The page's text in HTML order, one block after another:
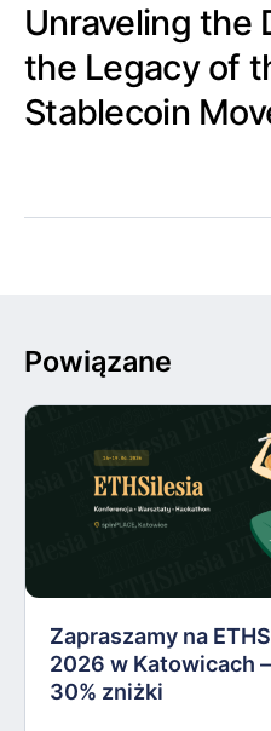
Unraveling the
the Legacy of
Stablecoin
Powiązane
Zapraszamy na
2026 w Katowicach
30% zniżki